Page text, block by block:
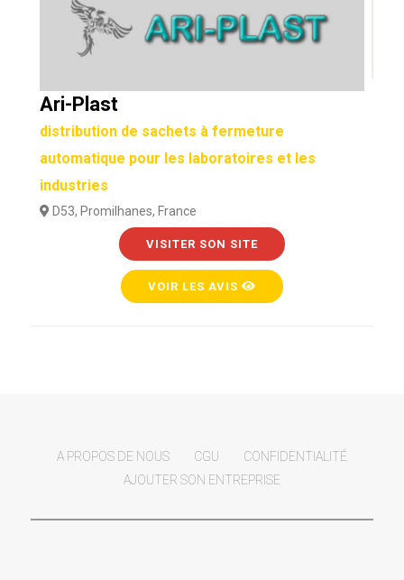
Ari-Plast
distribution de sachets à fermeture
automatique pour les laboratoires et les
industries
D53, Promilhanes, France
VISITER SON SITE
VOIR LES AVIS
A PROPOS DE NOUS CGU
CONFIDENTIALITÉ
AJOUTER SON ENTREPRISE